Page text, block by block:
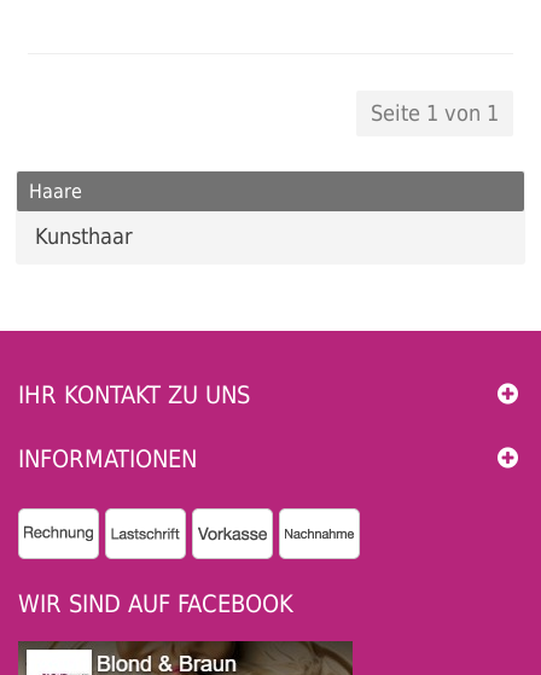
Seite 1 von 1
Haare
Kunsthaar
IHR KONTAKT ZU UNS
INFORMATIONEN
WIR SIND AUF FACEBOOK